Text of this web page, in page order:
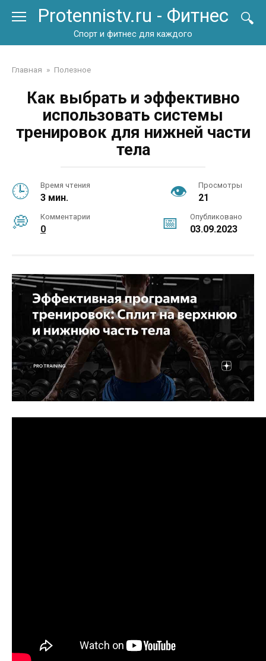
Protennistv.ru - Фитнес
Спорт и фитнес для каждого
Главная » Полезное
Как выбрать и эффективно
использовать системы
тренировок для нижней части
тела
Время чтения
3 мин.
Просмотры
21
Комментарии
0
Опубликовано
03.09.2023